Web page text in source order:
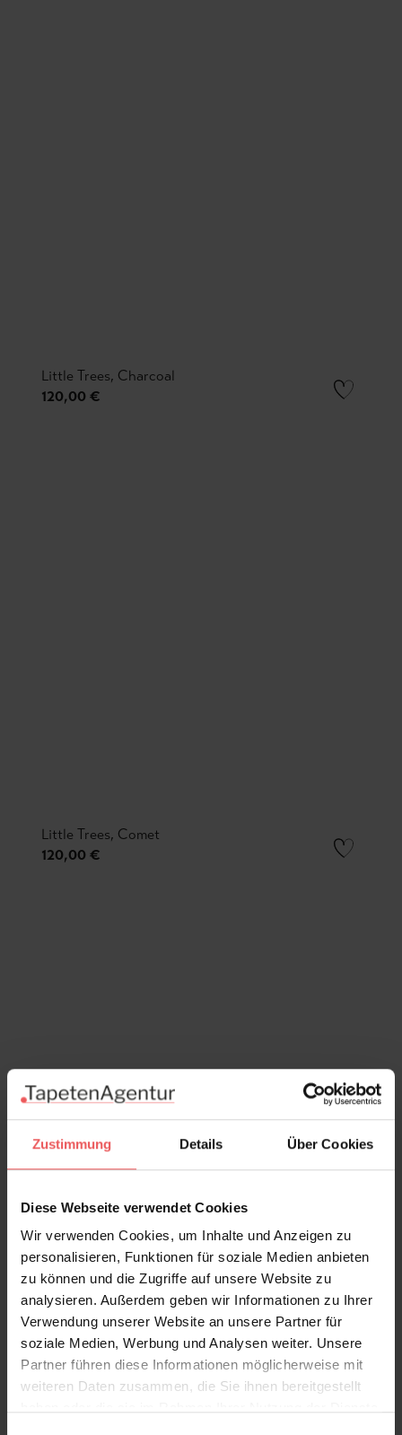
Zustimmung Details Über Cookies
Diese Webseite verwendet Cookies
Wir verwenden Cookies, um Inhalte und Anzeigen zu
personalisieren, Funktionen für soziale Medien anbieten
zu können und die Zugriffe auf unsere Website zu
analysieren. Außerdem geben wir Informationen zu Ihrer
Verwendung unserer Website an unsere Partner für
soziale Medien, Werbung und Analysen weiter. Unsere
Partner führen diese Informationen möglicherweise mit
weiteren Daten zusammen, die Sie ihnen bereitgestellt
Little Trees, Charcoal
120,00 €
Little Trees, Comet
120,00 €
Little Trees, Emerald
120,00 €